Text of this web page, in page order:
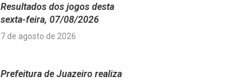
Resultados dos jogos desta
sexta-feira, 07/08/2026
7 de agosto de 2026
Prefeitura de Juazeiro realiza